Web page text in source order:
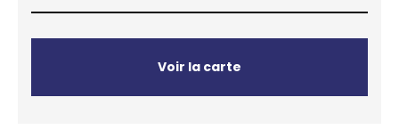
Voir la carte